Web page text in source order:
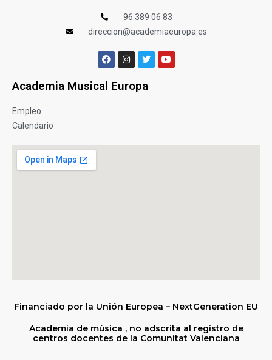
96 389 06 83
direccion@academiaeuropa.es
Academia Musical Europa
Empleo
Calendario
Financiado por la Unión Europea – NextGeneration EU
Academia de música , no adscrita al registro de
centros docentes de la Comunitat Valenciana